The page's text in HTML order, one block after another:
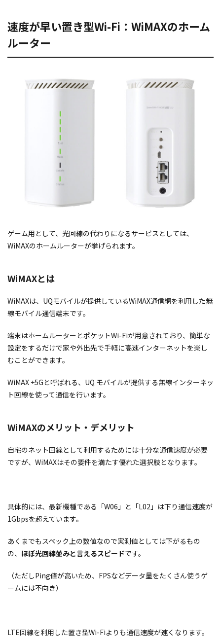
速度が早い置き型Wi-Fi：WiMAXのホーム
ルーター
ゲーム用として、光回線の代わりになるサービスとしては、
WiMAXのホームルーターが挙げられます。
WiMAXとは
WiMAXは、UQモバイルが提供しているWiMAX通信網を利用した無
線モバイル通信端末です。
端末はホームルーターとポケットWi-Fiが用意されており、簡単な
設定をするだけで家や外出先で手軽に高速インターネットを楽し
むことができます。
WiMAX +5Gと呼ばれる、UQ モバイルが提供する無線インターネッ
ト回線を使って通信を行います。
WiMAXのメリット・デメリット
自宅のネット回線として利用するためには十分な通信速度が必要
ですが、WiMAXはその要件を満たす優れた選択肢となります。
具体的には、最新機種である「W06」と「L02」は下り通信速度が
1Gbpsを超えています。
あくまでもスペック上の数値なので実測値としては下がるもの
の、 ほぼ光回線並みと言えるスピードです。
（ただしPing値が高いため、FPSなどデータ量をたくさん使うゲ
ームには不向き）
LTE回線を利用した置き型Wi-Fiよりも通信速度が速くなります。